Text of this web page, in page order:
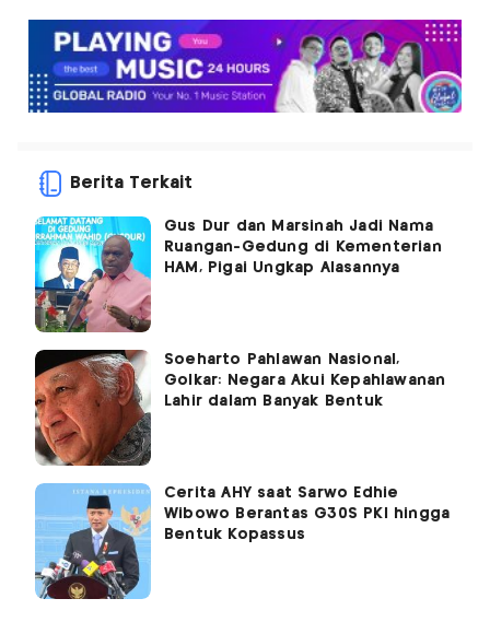
Berita Terkait
Gus Dur dan Marsinah Jadi Nama
Ruangan-Gedung di Kementerian
HAM, Pigai Ungkap Alasannya
Soeharto Pahlawan Nasional,
Golkar: Negara Akui Kepahlawanan
Lahir dalam Banyak Bentuk
Cerita AHY saat Sarwo Edhie
Wibowo Berantas G30S PKI hingga
Bentuk Kopassus